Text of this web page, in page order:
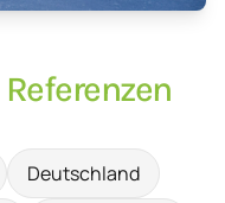
Deutschland